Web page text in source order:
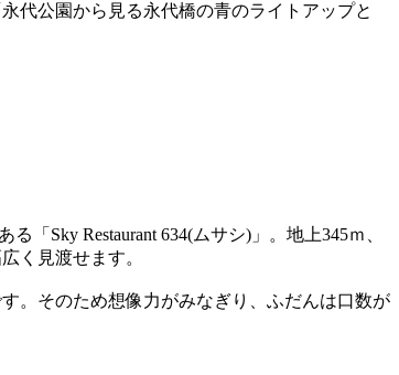
代公園から見る永代橋の青のライトアップと
Sky Restaurant 634(ムサシ)」。地上345ｍ、
く見渡せます。
。そのため想像力がみなぎり、ふだんは口数が